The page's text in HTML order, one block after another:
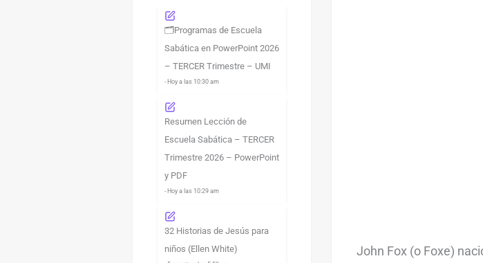
🗂️Programas de Escuela
Sabática en PowerPoint 2026
– TERCER Trimestre – UMI
- Hoy a las 10:30 am
Resumen Lección de
Escuela Sabática – TERCER
Trimestre 2026 – PowerPoint
y PDF
- Hoy a las 10:29 am
32 Historias de Jesús para
niños (Ellen White)
John Fox (o Foxe)